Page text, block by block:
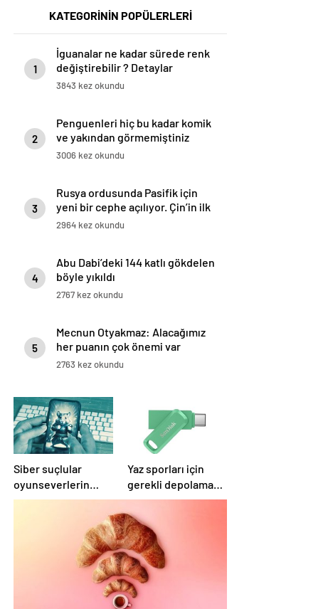
KATEGORİNİN POPÜLERLERİ
1
İguanalar ne kadar sürede renk
değiştirebilir ? Detaylar
burada…
3843 kez okundu
2
Penguenleri hiç bu kadar komik
ve yakından görmemiştiniz
3006 kez okundu
3
Rusya ordusunda Pasifik için
yeni bir cephe açılıyor. Çin’in ilk
tepkisi!
2964 kez okundu
4
Abu Dabi’deki 144 katlı gökdelen
böyle yıkıldı
2767 kez okundu
5
Mecnun Otyakmaz: Alacağımız
her puanın çok önemi var
2763 kez okundu
Siber suçlular
oyunseverlerin
peşinde
Yaz sporları için
gerekli depolama
çözümleri